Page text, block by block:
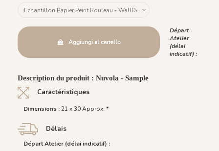
Aggiungi al carrello
Départ
Atelier
(délai
indicatif) :
Description du produit : Nuvola - Sample
Caractéristiques
Dimensions :21 x 30 Approx. *
Délais
Départ Atelier (délai indicatif) :